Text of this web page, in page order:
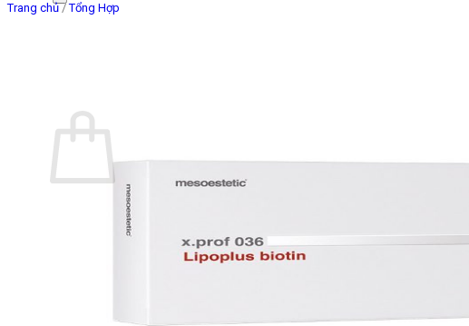
Chưa có sản phẩm trong giỏ hàng.
Quay trở lại cửa hàng
Trang chủ / Tổng Hợp